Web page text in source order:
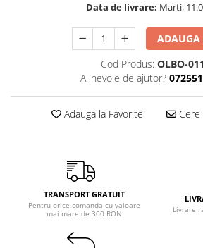
Petrecere Pisicute
Petrecere Printese Disney
Petrecere Unicorni
Pastel Party
Petrecere Mexicana
Petrecere Tropicala
Summer Party
Petrecere 30 ani
Data de livrare: Marti,
ADAUGA
Cod Produs: OLBO-011
Ai nevoie de ajutor?
Adauga la Favorite Cere
TRANSPORT GRATUIT
Pentru orice comanda cu valoare
mai mare de 300 RON
Livrare